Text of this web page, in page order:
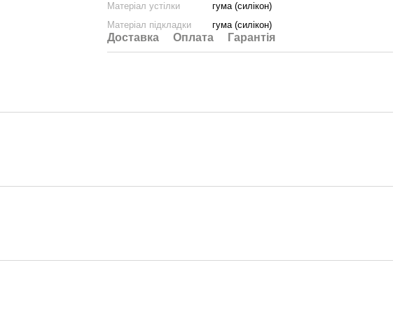
Матеріал устілки
гума (силікон)
Матеріал підкладки
гума (силікон)
Доставка Оплата Гарантія